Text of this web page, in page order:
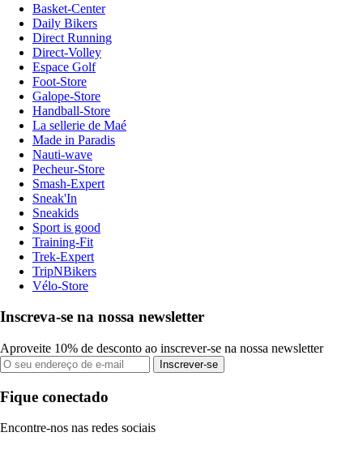
Basket-Center
Daily Bikers
Direct Running
Direct-Volley
Espace Golf
Foot-Store
Galope-Store
Handball-Store
La sellerie de Maé
Made in Paradis
Nauti-wave
Pecheur-Store
Smash-Expert
Sneak'In
Sneakids
Sport is good
Training-Fit
Trek-Expert
TripNBikers
Vélo-Store
Inscreva-se na nossa newsletter
Aproveite 10% de desconto ao inscrever-se na nossa newsletter
Inscrever-se
Fique conectado
Encontre-nos nas redes sociais